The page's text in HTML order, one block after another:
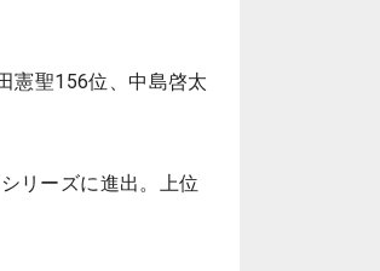
憲聖156位、中島啓太
リーズに進出。上位